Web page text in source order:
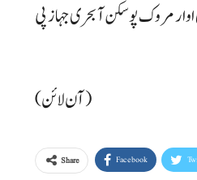
مروک پوسکن آ بحری جہاز پی
(آن لائن)
Share Facebook